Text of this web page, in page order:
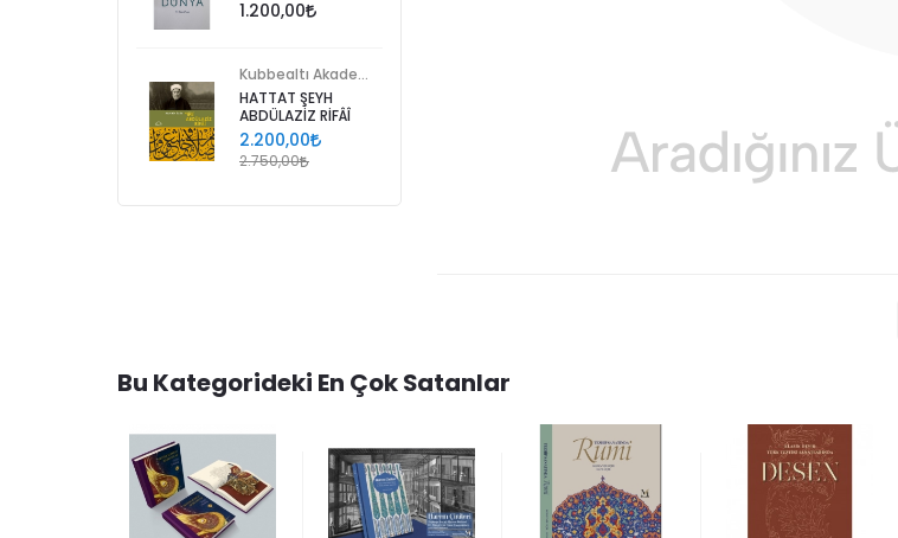
1.200,00
HATTAT ŞEYH
ABDÜLAZİZ RİFÂÎ
2.200,00
2.750,00
Bu Kategorideki En Çok Satanlar